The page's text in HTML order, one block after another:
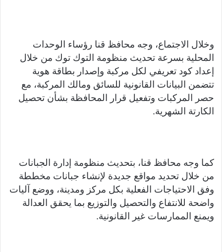
وخلال الاجتماع، وجه محافظ قنا رؤساء الوحدات
المحلية بسرعة تحديث منظومة التوك توك من خلال
إعداد كود تعريفي لكل مركبة وإصدار بطاقة هوية
تتضمن البيانات القانونية للسائق ومالك المركبة، مع
حصر المركبات وتفعيل قرار المحافظة بشأن تحصيل
الكارتة الشهرية.
كما وجه محافظ قنا، بتحديث منظومة إدارة الجبانات
من خلال تحديد مواقع جديدة لإنشاء جبانات مخططة
وفق الاحتياجات الفعلية بكل مركز ومدينة، ووضع آليات
واضحة للانتفاع والتحصيل والتوزيع بما يحقق العدالة
ويمنع الممارسات غير القانونية.